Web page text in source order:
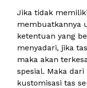
Jika tidak
membuatkannya
ketentuan yang
menyadari, jika
maka akan
spesial. Maka
kustomisasi tas